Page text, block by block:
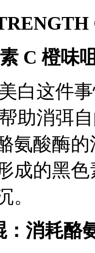
C 橙味
白这件
助消弭
氨酸酶
成的黑
。
：消耗酪